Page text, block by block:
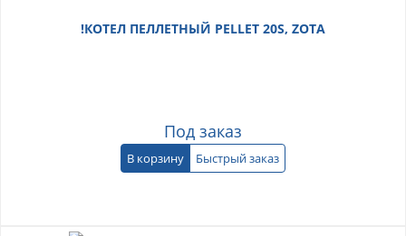
!КОТЕЛ ПЕЛЛЕТНЫЙ PELLET 20S, ZOTA
Под заказ
В корзину Быстрый заказ